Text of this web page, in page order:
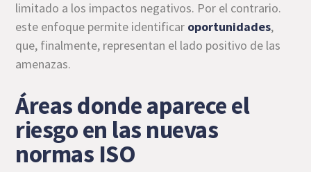
limitado a los impactos negativos. Por el contrario.
este enfoque permite identificar oportunidades,
que, finalmente, representan el lado positivo de las
amenazas.
Áreas donde aparece el
riesgo en las nuevas
normas ISO